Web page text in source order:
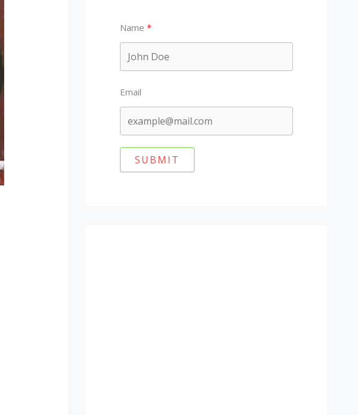
Name
Email
SUBMIT